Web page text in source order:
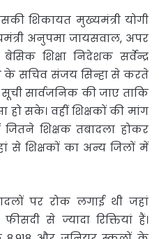
शिकायत मुख्यमंत्री योगी
अनुपमा जायसवाल, अपर
शिक्षा निदेशक सर्वेन्द्र
के सचिव संजय सिन्हा से करते
सार्वजनिक की जाए ताकि
सके। वहीं शिक्षकों की मांग
शिक्षक तबादला होकर
से शिक्षकों का अन्य जिलों में
पर रोक लगाई थी जहां
से ज्यादा रिक्तियां हैं।